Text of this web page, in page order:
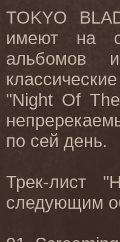
TOKYO
имеют на
альбомов
"Night Of
по сей день.
Трек-лист
следующим